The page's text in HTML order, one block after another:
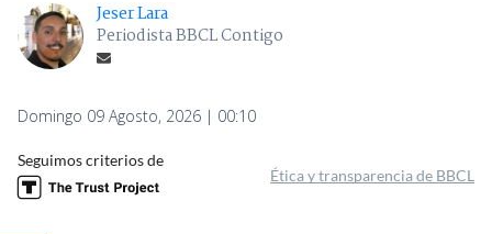
Jeser Lara
Periodista BBCL Contigo
Domingo 09 Agosto, 2026 | 00:10
Seguimos criterios de
Ética y transparencia de BBCL